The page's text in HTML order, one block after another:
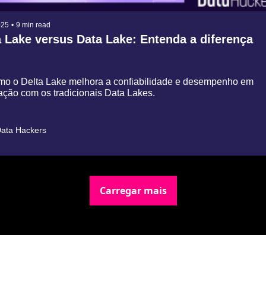
• 9 min read
Lake versus Data Lake: Entenda a diferença
o Delta Lake melhora a confiabilidade e desempenho em
com os tradicionais Data Lakes.
Hackers
Carregar mais